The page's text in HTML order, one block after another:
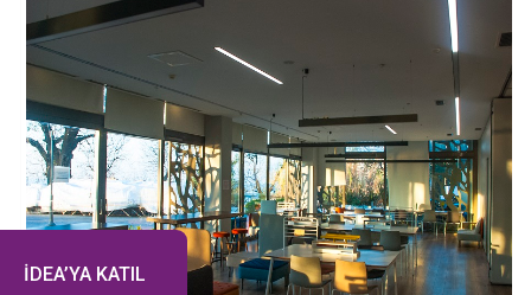
İDEA’YA KATIL